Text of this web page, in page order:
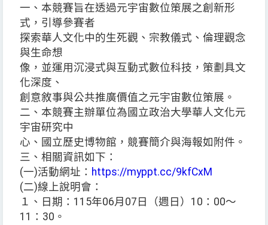
一、本競賽旨在透過元宇宙數位策展之創新形
式，引導參賽者
探索華人文化中的生死觀、宗教儀式、倫理觀念
與生命想
像，並運用沉浸式與互動式數位科技，策劃具文
化深度、
創意敘事與公共推廣價值之元宇宙數位策展。
二、本競賽主辦單位為國立政治大學華人文化元
宇宙研究中
心、國立歷史博物館，競賽簡介與海報如附件。
三、相關資訊如下：
(一)活動網址： https://myppt.cc/9kfCxM
(二)線上說明會：
１、日期：115年06月07日（週日）10：00～
11：30。